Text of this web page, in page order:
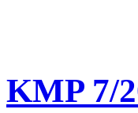
KMP 7/